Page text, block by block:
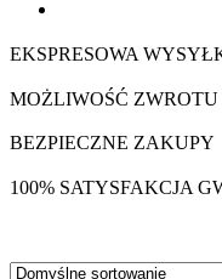
EKSPRESOWA
MOŻLIWOŚĆ
BEZPIECZNE ZAKUPY
100% SATYSFAKCJA